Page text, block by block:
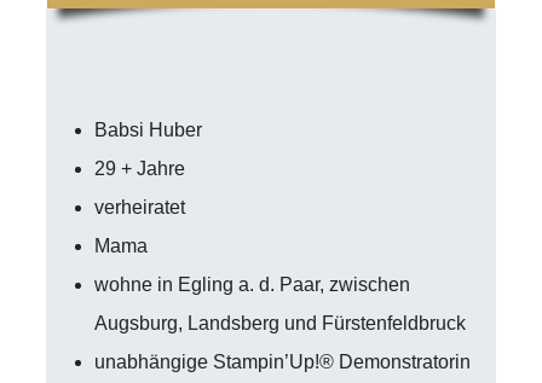
Babsi Huber
29 + Jahre
verheiratet
Mama
wohne in Egling a. d. Paar, zwischen
Augsburg, Landsberg und Fürstenfeldbruck
unabhängige Stampin’Up!® Demonstratorin